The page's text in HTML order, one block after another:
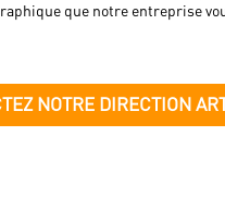
que notre entreprise
NOTRE DIRECTION